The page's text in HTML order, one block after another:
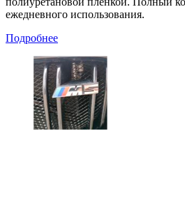
ежедневного использования.
Подробнее